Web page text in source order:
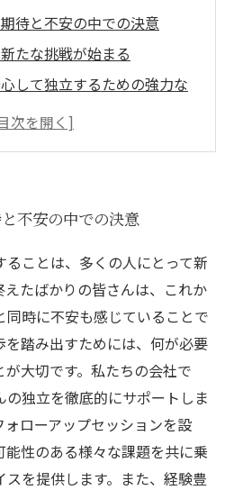
待と不安の中での決意
たな挑戦が始まる
して独立するための強力な
明るい未来へのステップ
不安の中での決意
ることは、多くの人にとって新
えたばかりの皆さんは、これか
同時に不安も感じていることで
を踏み出すためには、何が必要
大切です。私たちの会社で
独立を徹底的にサポートしま
ローアップセッションを設
能性のある様々な課題を共に乗
スを提供します。また、経験豊